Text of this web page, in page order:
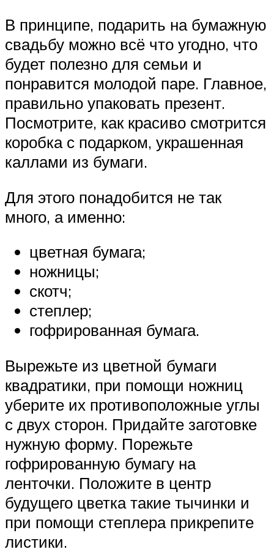
В принципе, подарить на бумажную
свадьбу можно всё что угодно, что
будет полезно для семьи и
понравится молодой паре. Главное,
правильно упаковать презент.
Посмотрите, как красиво смотрится
коробка с подарком, украшенная
каллами из бумаги.
Для этого понадобится не так
много, а именно:
цветная бумага;
ножницы;
скотч;
степлер;
гофрированная бумага.
Вырежьте из цветной бумаги
квадратики, при помощи ножниц
уберите их противоположные углы
с двух сторон. Придайте заготовке
нужную форму. Порежьте
гофрированную бумагу на
ленточки. Положите в центр
будущего цветка такие тычинки и
при помощи степлера прикрепите
листики.